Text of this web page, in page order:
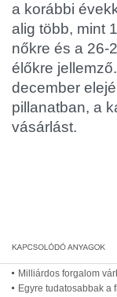
a korábbi
alig több, mint
nőkre és a 26-
élőkre
december
pillanatban, a
vásárlást.
Milliárdos forgalom
Egyre tudatosabbak a